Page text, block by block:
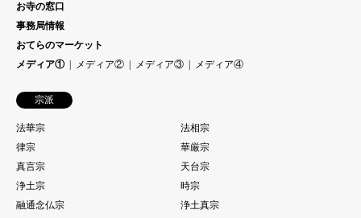
お寺の窓口
事務局情報
おてらのマーケット
メディア①
メディア② メディア③ メディア④
宗派
法華宗
法相宗
律宗
華厳宗
真言宗
天台宗
浄土宗
時宗
融通念仏宗
浄土真宗